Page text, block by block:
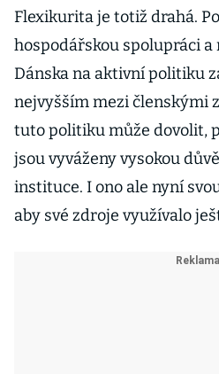
Flexikurita je totiž drahá.
hospodářskou spolupráci
Dánska na aktivní politiku
nejvyšším mezi členskými
tuto politiku může dovolit,
jsou vyváženy vysokou
instituce. I ono ale nyní
aby své zdroje využívalo